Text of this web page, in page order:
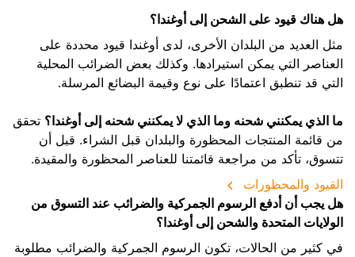
هل هناك قيود على الشحن إلى أوغندا؟
مثل العديد من البلدان الأخرى، لدى أوغندا قيود محددة على
العناصر التي يمكن استيرادها. وكذلك بعض الضرائب المحلية
التي قد تنطبق اعتمادًا على نوع وقيمة البضائع المرسلة.
ما الذي يمكنني شحنه وما الذي لا يمكنني شحنه إلى أوغندا؟ تحقق
من قائمة المنتجات المحظورة والبلدان قبل الشراء. قبل أن
تتسوق، تأكد من مراجعة قائمتنا للعناصر المحظورة والمقيدة.
القيود والمحظورات
هل يجب أن أدفع الرسوم الجمركية والضرائب عند التسوق من
الولايات المتحدة والشحن إلى أوغندا؟
في كثير من الحالات، تكون الرسوم الجمركية والضرائب مطلوبة